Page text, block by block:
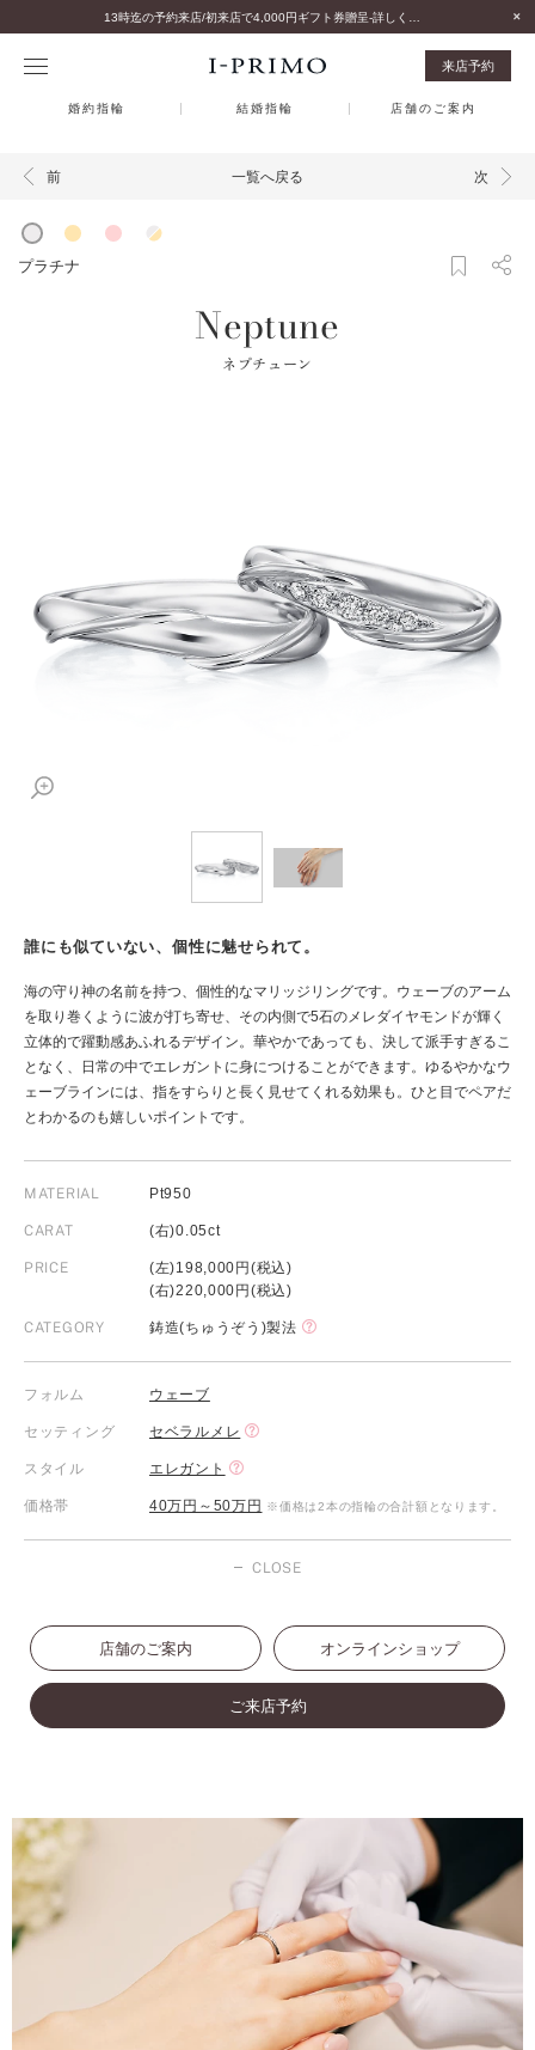
来店予約
婚約指輪 結婚指輪 店舗のご案内
前 一覧へ戻る 次
プラチナ
Neptune
ネプチューン
誰にも似ていない、個性に魅せられて。
海の守り神の名前を持つ、個性的なマリッジリングです。ウェーブのアーム
を取り巻くように波が打ち寄せ、その内側で5石のメレダイヤモンドが輝く
立体的で躍動感あふれるデザイン。華やかであっても、決して派手すぎるこ
となく、日常の中でエレガントに身につけることができます。ゆるやかなウ
ェーブラインには、指をすらりと長く見せてくれる効果も。ひと目でペアだ
とわかるのも嬉しいポイントです。
MATERIAL Pt950
CARAT (右)0.05ct
PRICE
(左)198,000円(税込)
(右)220,000円(税込)
CATEGORY 鋳造(ちゅうぞう)製法
フォルム ウェーブ
セッティング セベラルメレ
スタイル エレガント
価格帯 40万円～50万円 ※価格は2本の指輪の合計額となります。
CLOSE
店舗のご案内 オンラインショップ
ご来店予約